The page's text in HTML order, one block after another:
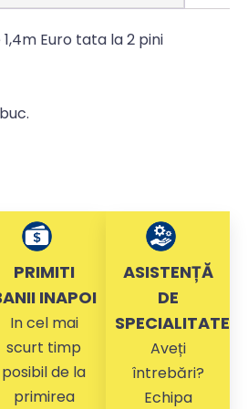
Euro tata la 2 pini
PRIMITI
INAPOI
In cel mai
scurt timp
posibil de la
primirea
ASISTENȚĂ
DE
SPECIALITATE
Aveți
întrebări?
Echipa